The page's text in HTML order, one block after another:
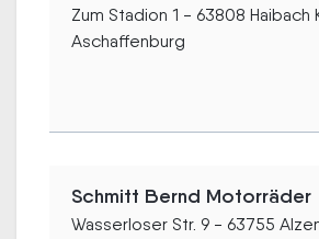
Zum Stadion 1 - 63808 Haibach
Aschaffenburg
Schmitt Bernd Motorräder
Wasserloser Str. 9 - 63755